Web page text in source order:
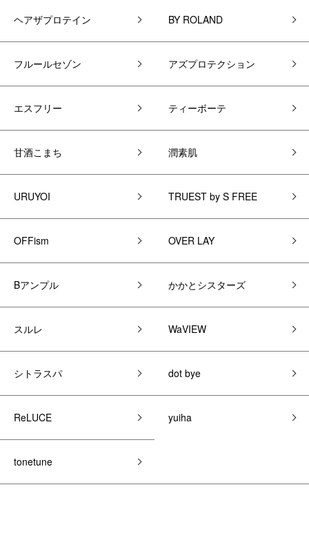
ヘアザプロテイン BY ROLAND
フルールセゾン アズプロテクション
エスフリー ティーボーテ
甘酒こまち 潤素肌
URUYOI TRUEST by S FREE
OFFism OVER LAY
Bアンプル かかとシスターズ
スルレ WaVIEW
シトラスパ dot bye
ReLUCE yuiha
tonetune